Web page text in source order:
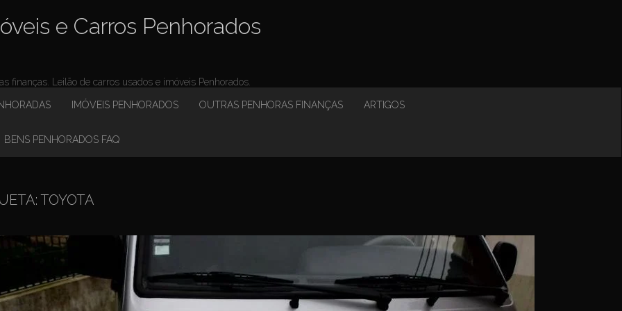
e Carros Penhorados
finanças. Leilão de carros usados e imóveis Penhorados.
IMÓVEIS PENHORADOS OUTRAS PENHORAS FINANÇAS ARTIGOS
BENS PENHORADOS FAQ
TOYOTA